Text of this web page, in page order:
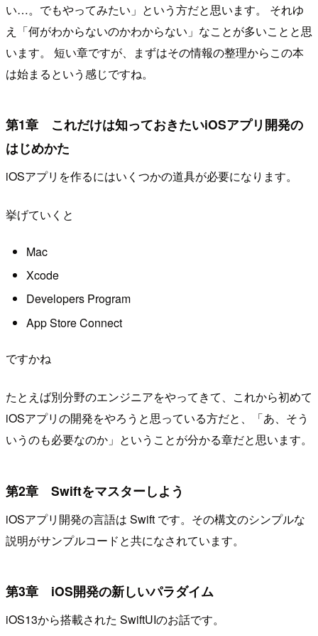
い…。でもやってみたい」という方だと思います。 それゆ
え「何がわからないのかわからない」なことが多いことと思
います。 短い章ですが、まずはその情報の整理からこの本
は始まるという感じですね。
第1章 これだけは知っておきたいiOSアプリ開発の
はじめかた
iOSアプリを作るにはいくつかの道具が必要になります。
挙げていくと
Mac
Xcode
Developers Program
App Store Connect
ですかね
たとえば別分野のエンジニアをやってきて、これから初めて
iOSアプリの開発をやろうと思っている方だと、「あ、そう
いうのも必要なのか」ということが分かる章だと思います。
第2章 Swiftをマスターしよう
iOSアプリ開発の言語は Swift です。その構文のシンプルな
説明がサンプルコードと共になされています。
第3章 iOS開発の新しいパラダイム
iOS13から搭載された SwiftUIのお話です。